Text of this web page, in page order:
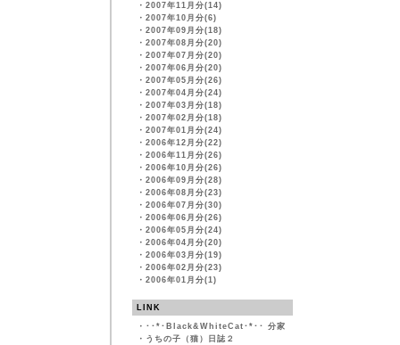
・ 2007年11月分(14)
・ 2007年10月分(6)
・ 2007年09月分(18)
・ 2007年08月分(20)
・ 2007年07月分(20)
・ 2007年06月分(20)
・ 2007年05月分(26)
・ 2007年04月分(24)
・ 2007年03月分(18)
・ 2007年02月分(18)
・ 2007年01月分(24)
・ 2006年12月分(22)
・ 2006年11月分(26)
・ 2006年10月分(26)
・ 2006年09月分(28)
・ 2006年08月分(23)
・ 2006年07月分(30)
・ 2006年06月分(26)
・ 2006年05月分(24)
・ 2006年04月分(20)
・ 2006年03月分(19)
・ 2006年02月分(23)
・ 2006年01月分(1)
LINK
・ ･･*･Black&WhiteCat･*･･ 分家
・ うちの子（猫）日誌２